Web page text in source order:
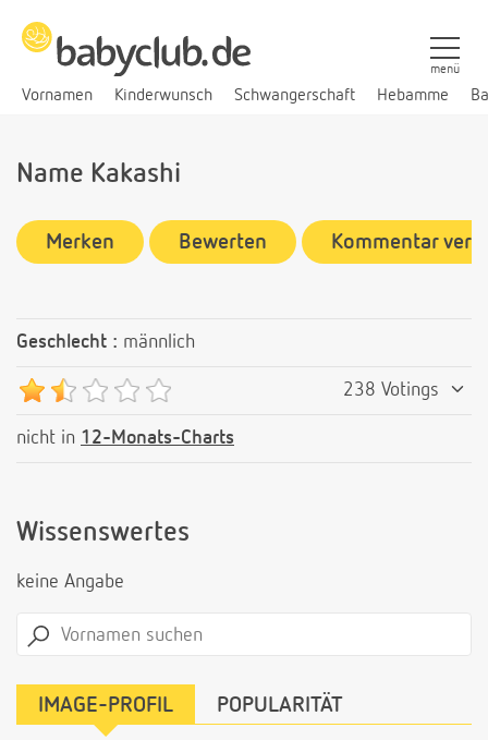
Vornamen Kinderwunsch Schwangerschaft Hebamme
menü
Name Kakashi
Merken Bewerten Kommentar
Geschlecht : männlich
238 Votings
nicht in 12-Monats-Charts
Wissenswertes
keine Angabe
IMAGE-PROFIL POPULARITÄT